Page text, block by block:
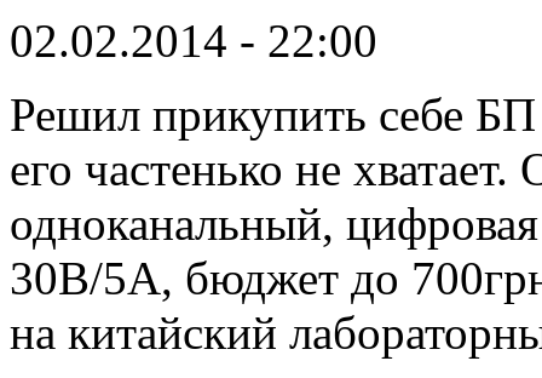
02.02.2014 - 22:00
Решил прикупить себе БП
его частенько не
одноканальный,
30В/5А, бюджет до
на китайский